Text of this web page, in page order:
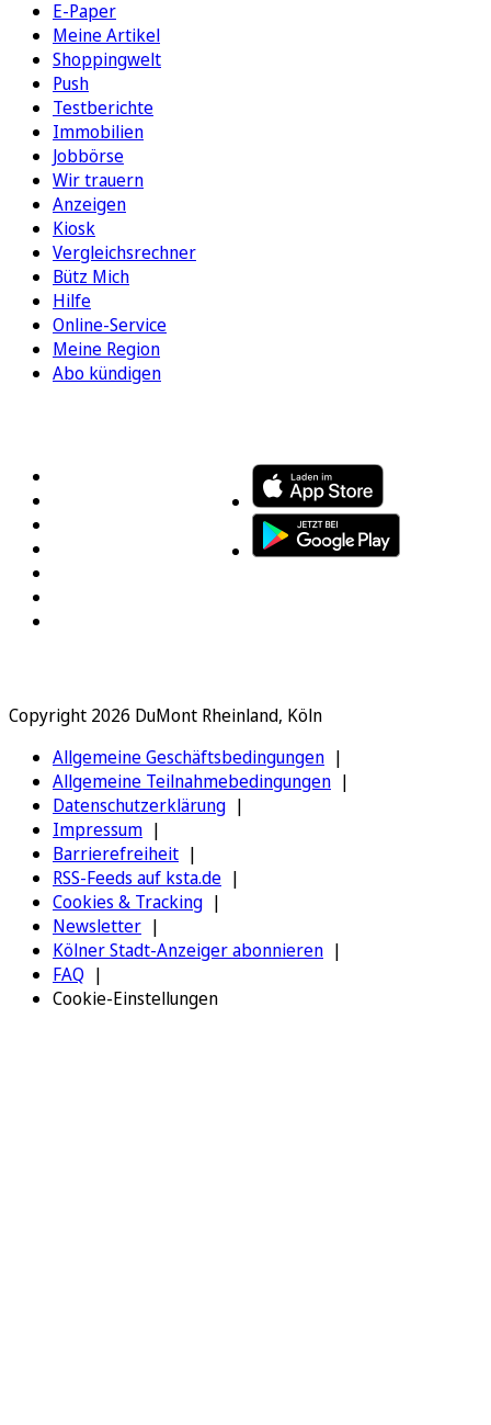
E-Paper
Meine Artikel
Shoppingwelt
Push
Testberichte
Immobilien
Jobbörse
Wir trauern
Anzeigen
Kiosk
Vergleichsrechner
Bütz Mich
Hilfe
Online-Service
Meine Region
Abo kündigen
Copyright 2026 DuMont Rheinland, Köln
Allgemeine Geschäftsbedingungen
Allgemeine Teilnahmebedingungen
Datenschutzerklärung
Impressum
Barrierefreiheit
RSS-Feeds auf ksta.de
Cookies & Tracking
Newsletter
Kölner Stadt-Anzeiger abonnieren
FAQ
Cookie-Einstellungen